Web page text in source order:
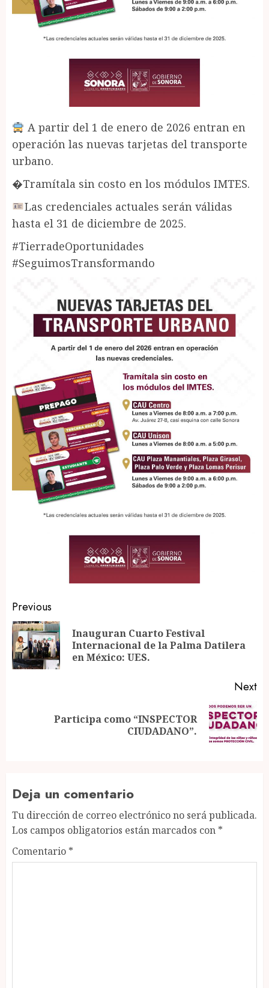
A partir del 1 de enero de 2026 entran en
operación las nuevas tarjetas del transporte
urbano.
�Tramítala sin costo en los módulos IMTES.
Las credenciales actuales serán válidas
hasta el 31 de diciembre de 2025.
#TierradeOportunidades
#SeguimosTransformando
Post
navigation
Previous
Inauguran Cuarto Festival
Internacional de la Palma Datilera
en México: UES.
Next
Participa como “INSPECTOR
CIUDADANO”.
Deja un comentario
Tu dirección de correo electrónico no será publicada.
Los campos obligatorios están marcados con *
Comentario *